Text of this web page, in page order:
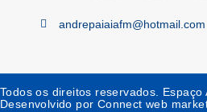
andrepaiaiafm@hotmail.com
Todos os direitos reservados. Espaço
Desenvolvido por Connect web